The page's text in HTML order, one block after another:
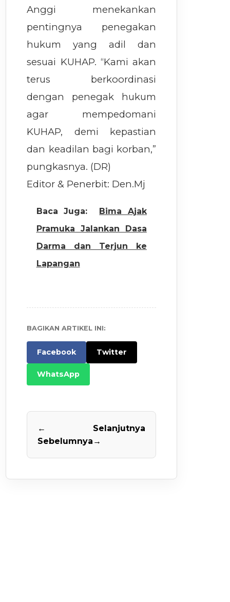
Anggi menekankan
pentingnya penegakan
hukum yang adil dan
sesuai KUHAP. “Kami akan
terus berkoordinasi
dengan penegak hukum
agar mempedomani
KUHAP, demi kepastian
dan keadilan bagi korban,”
pungkasnya. (DR)
Editor & Penerbit: Den.Mj
Baca Juga:
Bima Ajak
Pramuka Jalankan Dasa
Darma dan Terjun ke
Lapangan
BAGIKAN ARTIKEL INI:
Facebook Twitter
WhatsApp
←
Sebelumnya
Selanjutnya
→